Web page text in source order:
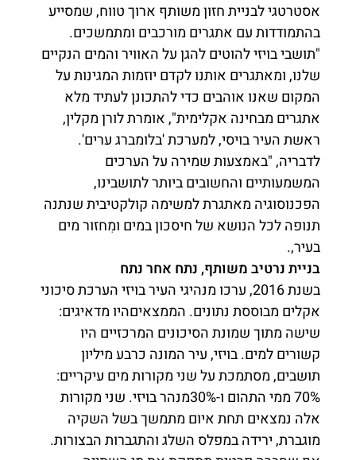
אסטרטגי לבניית חזון משותף ארוך טווח, שמסייע
בהתמודדות עם אתגרים מורכבים ומתמשכים.
"תושבי בויזי להוטים להגן על האוויר והמים הנקיים
שלנו, ומאתגרים אותנו לקדם יוזמות המגינות על
המקום שאנו אוהבים כדי להתכונן לעתיד מלא
אתגרים מבחינה אקלימית", אומרת לורן מקלין,
ראשת העיר בויסי, למערכת 'בלומברג ערים'.
לדבריה, "באמצעות שמירה על הערכים
המשמעותיים והחשובים ביותר לתושבינו,
הפכנוסוגיה מאתגרת למשימה קולקטיבית שנתנה
תנופה לכל הנושא של חיסכון במים ומִחזור מים
בעיר,.
בניית נרטיב משותף, נתח אחר נתח
בשנת 2016, ערכו מנהיגי העיר בויזי הערכת סיכוני
אקלים מבוססת נתונים. הממצאיםהיו מדאיגים:
שישה מתוך שמונת הסיכונים המרכזיים היו
קשורים למים. בויזי, עיר המונה כרבע מיליון
תושבים, מסתמכת על שני מקורות מים עיקריים:
70% ממי התהום ו-30%מנהר בויזי. שני מקורות
אלה נמצאים תחת איום מתמשך בשל השקיה
מוגברת, ירידה במפלס השלג והתגברות הבצורות.